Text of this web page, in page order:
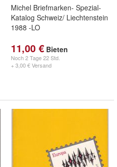
Michel Briefmarken- Spezial-
Katalog Schweiz/ Liechtenstein
1988 -LO
11,00 € Bieten
Noch2 Tage 22 Std.
+ 3,00 € Versand